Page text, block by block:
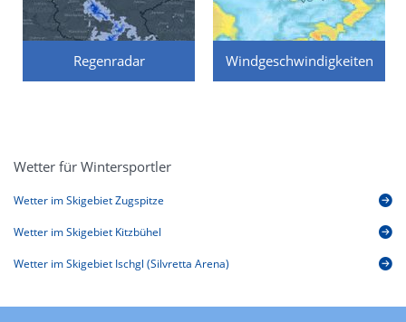
Regenradar Windgeschwindigkeiten
Wetter für Wintersportler
Wetter im Skigebiet Zugspitze
Wetter im Skigebiet Kitzbühel
Wetter im Skigebiet Ischgl (Silvretta Arena)